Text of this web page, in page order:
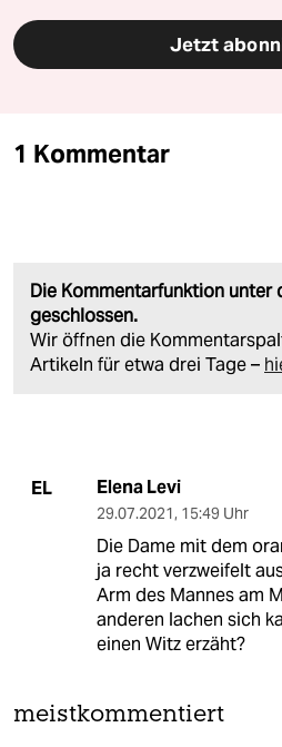
Jetzt
1 Kommentar
Die Kommentarfunktion unter
geschlossen.
Wir öffnen die
Artikeln für etwa drei Tage –
EL Elena Levi
29.07.2021, 15:49 Uhr
Die Dame mit dem
ja recht verzweifelt
Arm des Mannes am
anderen lachen sich
einen Witz erzäht?
meistkommentiert